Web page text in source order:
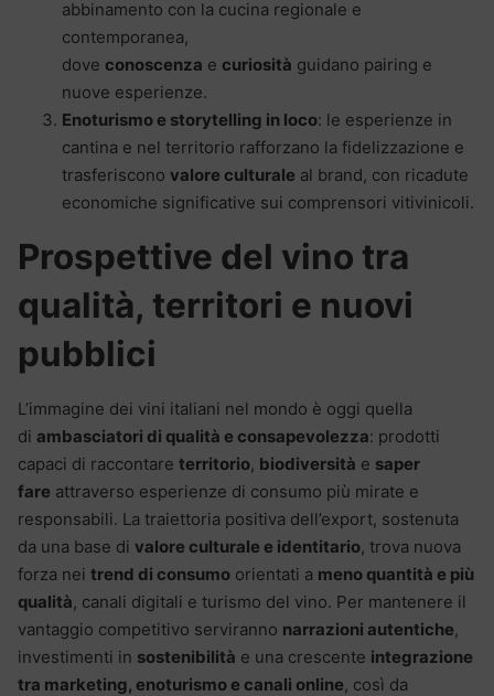
abbinamento con la cucina regionale e
contemporanea,
dove conoscenza e curiosità guidano pairing e
nuove esperienze.
Enoturismo e storytelling in loco: le esperienze in
cantina e nel territorio rafforzano la fidelizzazione e
trasferiscono valore culturale al brand, con ricadute
economiche significative sui comprensori vitivinicoli.
Prospettive del vino tra
qualità, territori e nuovi
pubblici
L’immagine dei vini italiani nel mondo è oggi quella
di ambasciatori di qualità e consapevolezza: prodotti
capaci di raccontare territorio, biodiversità e saper
fare attraverso esperienze di consumo più mirate e
responsabili. La traiettoria positiva dell’export, sostenuta
da una base di valore culturale e identitario, trova nuova
forza nei trend di consumo orientati a meno quantità e più
qualità, canali digitali e turismo del vino. Per mantenere il
vantaggio competitivo serviranno narrazioni autentiche,
investimenti in sostenibilità e una crescente integrazione
tra marketing, enoturismo e canali online, così da